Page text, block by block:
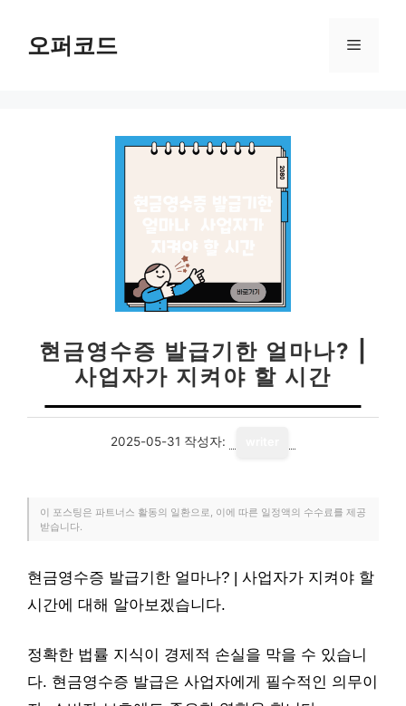
오퍼코드 메
현금영수증 발급기한 얼마나? |
사업자가 지켜야 할 시간
2025-05-31 작성자:
이 포스팅은 파트너스 활동의 일환으로, 이에 따른 일정액의 수수료를 제공
받습니다.
현금영수증 발급기한 얼마나? | 사업자가 지켜야 할
시간에 대해 알아보겠습니다.
정확한 법률 지식이 경제적 손실을 막을 수 있습니
다. 현금영수증 발급은 사업자에게 필수적인 의무이